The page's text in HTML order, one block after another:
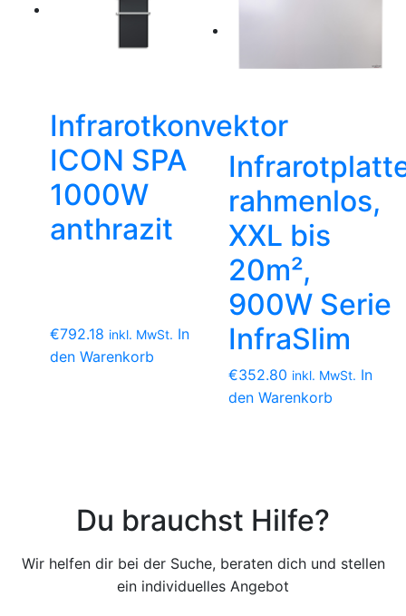
Infrarotkonvektor
ICON SPA
1000W
anthrazit
€792.18 inkl. MwSt. In
den Warenkorb
rahmenlos,
XXL bis
20m²,
900W Serie
InfraSlim
€352.80 inkl. MwSt. In
den Warenkorb
Du brauchst Hilfe?
Wir helfen dir bei der Suche, beraten dich und stellen
ein individuelles Angebot